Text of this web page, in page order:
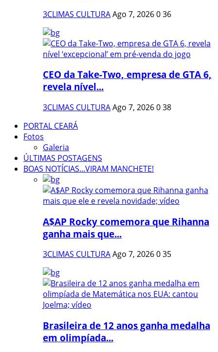
3CLIMAS CULTURAAgo 7, 2026036
CEO da Take-Two, empresa de GTA 6,
revela nível...
3CLIMAS CULTURAAgo 7, 2026038
PORTAL CEARÁ
Fotos
Galeria
ÚLTIMAS POSTAGENS
BOAS NOTÍCIAS...VIRAM MANCHETE!
A$AP Rocky comemora que Rihanna
ganha mais que...
3CLIMAS CULTURAAgo 7, 2026035
Brasileira de 12 anos ganha medalha
em olimpíada...